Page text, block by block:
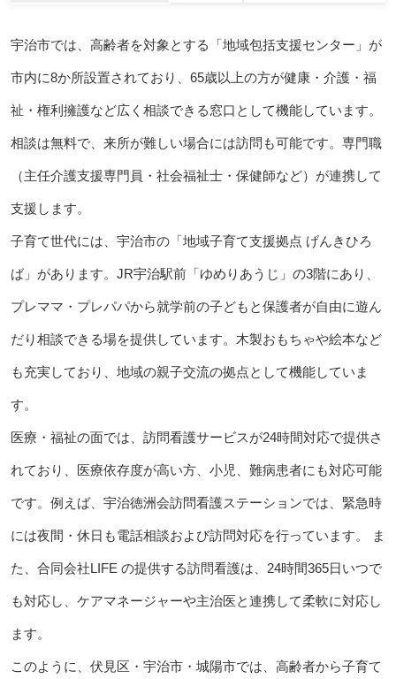
宇治市では、高齢者を対象とする「地域包括支援センター」が
市内に8か所設置されており、65歳以上の方が健康・介護・福
祉・権利擁護など広く相談できる窓口として機能しています。
相談は無料で、来所が難しい場合には訪問も可能です。専門職
（主任介護支援専門員・社会福祉士・保健師など）が連携して
支援します。
子育て世代には、宇治市の「地域子育て支援拠点 げんきひろ
ば」があります。JR宇治駅前「ゆめりあうじ」の3階にあり、
プレママ・プレパパから就学前の子どもと保護者が自由に遊ん
だり相談できる場を提供しています。木製おもちゃや絵本など
も充実しており、地域の親子交流の拠点として機能していま
す。
医療・福祉の面では、訪問看護サービスが24時間対応で提供さ
れており、医療依存度が高い方、小児、難病患者にも対応可能
です。例えば、宇治徳洲会訪問看護ステーションでは、緊急時
には夜間・休日も電話相談および訪問対応を行っています。 ま
た、合同会社LIFE の提供する訪問看護は、24時間365日いつで
も対応し、ケアマネージャーや主治医と連携して柔軟に対応し
ます。
このように、伏見区・宇治市・城陽市では、高齢者から子育て